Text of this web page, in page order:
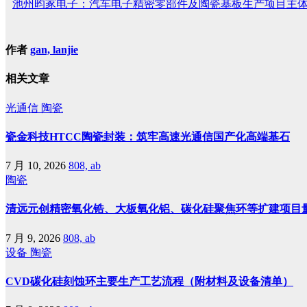
池州昀冢电子：汽车电子精密零部件及陶瓷基板生产项目主
作者 gan, lanjie
相关文章
光通信 陶瓷
瓷金科技HTCC陶瓷封装：筑牢高速光通信国产化高端基石
7 月 10, 2026 808, ab
陶瓷
清远元创精密氧化锆、大板氧化铝、碳化硅聚焦环等扩建项目
7 月 9, 2026 808, ab
设备 陶瓷
CVD碳化硅刻蚀环主要生产工艺流程（附材料及设备清单）